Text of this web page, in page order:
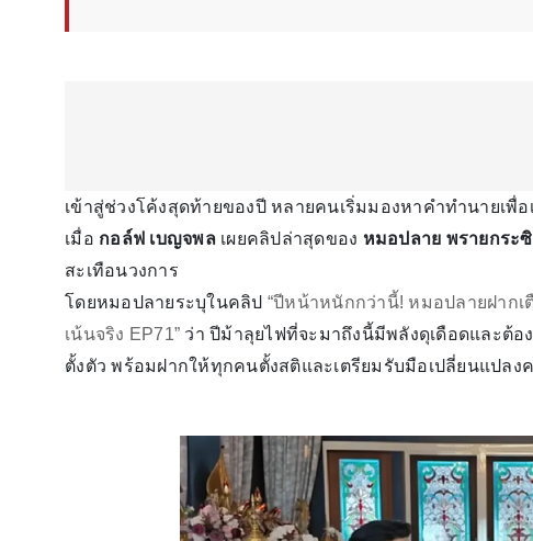
เข้าสู่ช่วงโค้งสุดท้ายของปี หลายคนเริ่มมองหาคำทำนายเพื่
เมื่อ กอล์ฟ เบญจพล เผยคลิปล่าสุดของ หมอปลาย พรายกระ
สะเทือนวงการ
โดยหมอปลายระบุในคลิป “ปีหน้าหนักกว่านี้! หมอปลายฝากเ
เน้นจริง EP71” ว่า ปีม้าลุยไฟที่จะมาถึงนี้มีพลังดุเดือดและต้
ตั้งตัว พร้อมฝากให้ทุกคนตั้งสติและเตรียมรับมือเปลี่ยนแปล